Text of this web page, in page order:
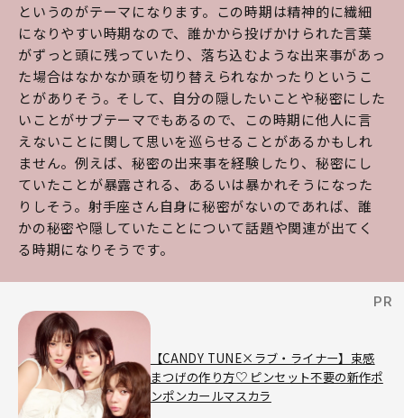
というのがテーマになります。この時期は精神的に繊細
になりやすい時期なので、誰かから投げかけられた言葉
がずっと頭に残っていたり、落ち込むような出来事があっ
た場合はなかなか頭を切り替えられなかったりというこ
とがありそう。そして、自分の隠したいことや秘密にした
いことがサブテーマでもあるので、この時期に他人に言
えないことに関して思いを巡らせることがあるかもしれ
ません。例えば、秘密の出来事を経験したり、秘密にし
ていたことが暴露される、あるいは暴かれそうになった
りしそう。射手座さん自身に秘密がないのであれば、誰
かの秘密や隠していたことについて話題や関連が出てく
る時期になりそうです。
【CANDY TUNE×ラブ・ライナー】束感
まつげの作り方♡ ピンセット不要の新作ポ
ンポンカールマスカラ